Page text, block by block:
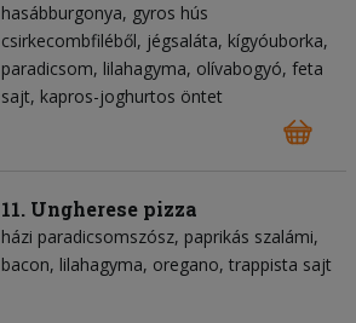
hasábburgonya gyros hús
csirkecombfiléből jégsaláta kígyóuborka
paradicsom lilahagyma olívabogyó feta
sajt kapros-joghurtos öntet
11. Ungherese pizza
házi paradicsomszósz paprikás szalámi
bacon lilahagyma oregano trappista sajt